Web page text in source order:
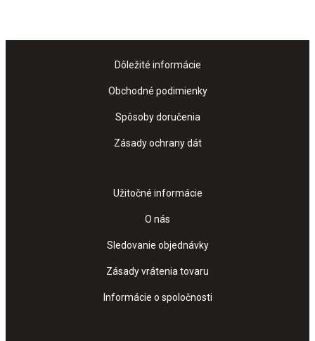
Dôležité informácie
Obchodné podimienky
Spôsoby doručenia
Zásady ochrany dát
Užitočné informácie
O nás
Sledovanie objednávky
Zásady vrátenia tovaru
Informácie o spoločnosti